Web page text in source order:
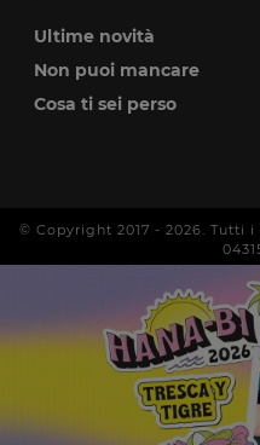
Ultime novità
Non puoi mancare
Cosa ti sei perso
© Copyright 2017 - 2026. Tutti i